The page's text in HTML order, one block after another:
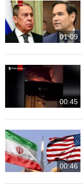
01:09
00:45
00:46